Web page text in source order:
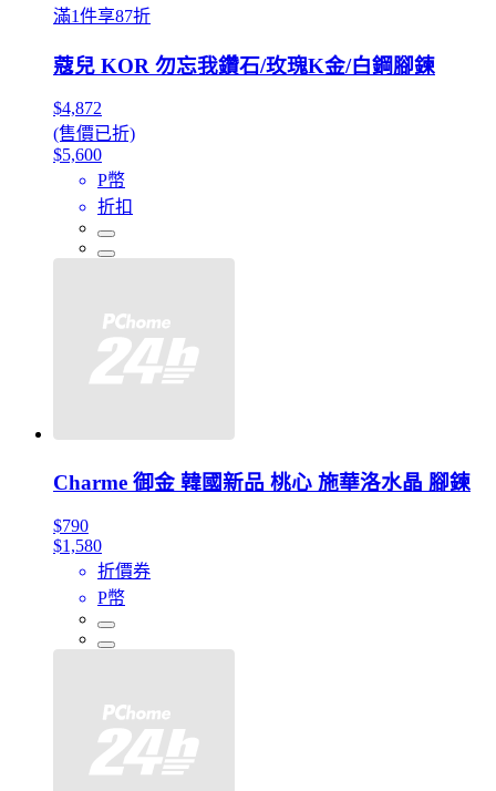
滿1件享87折
蔻兒 KOR 勿忘我鑽石/玫瑰K金/白鋼腳鍊
$4,872
(售價已折)
$5,600
P幣
折扣
Charme 御金 韓國新品 桃心 施華洛水晶 腳鍊
$790
$1,580
折價券
P幣